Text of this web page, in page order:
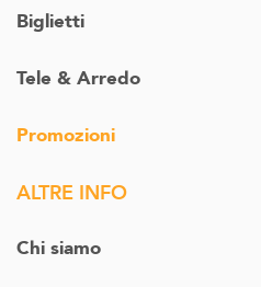
Biglietti
Tele & Arredo
Promozioni
ALTRE INFO
Chi siamo